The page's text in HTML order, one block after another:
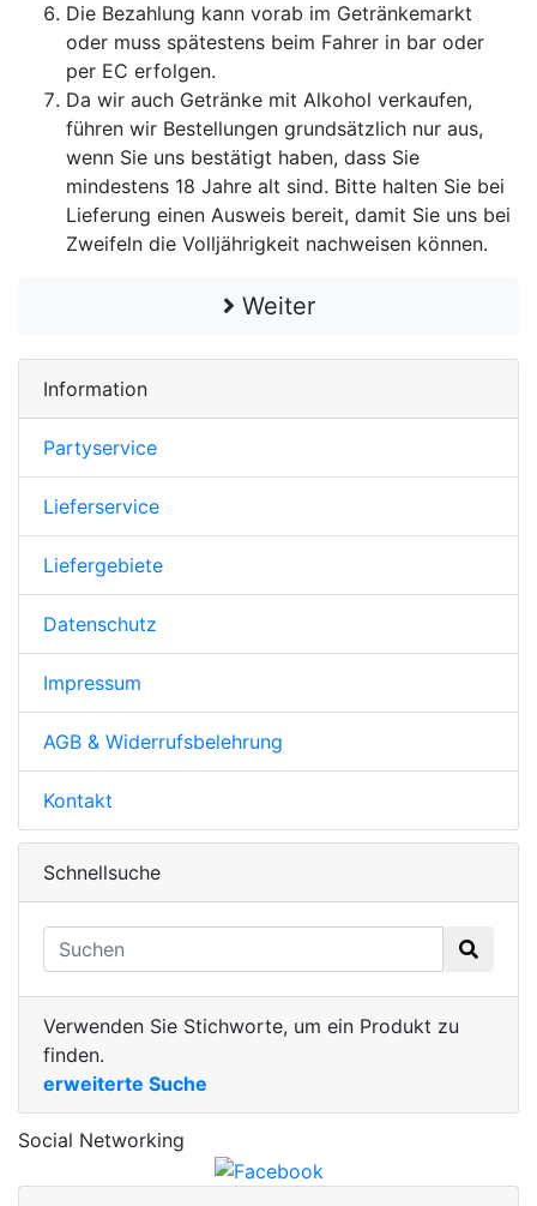
Die Bezahlung kann vorab im Getränkemarkt
oder muss spätestens beim Fahrer in bar oder
per EC erfolgen.
Da wir auch Getränke mit Alkohol verkaufen,
führen wir Bestellungen grundsätzlich nur aus,
wenn Sie uns bestätigt haben, dass Sie
mindestens 18 Jahre alt sind. Bitte halten Sie bei
Lieferung einen Ausweis bereit, damit Sie uns bei
Zweifeln die Volljährigkeit nachweisen können.
Weiter
Information
Partyservice
Lieferservice
Liefergebiete
Datenschutz
Impressum
AGB & Widerrufsbelehrung
Kontakt
Schnellsuche
Verwenden Sie Stichworte, um ein Produkt zu
finden.
erweiterte Suche
Social Networking